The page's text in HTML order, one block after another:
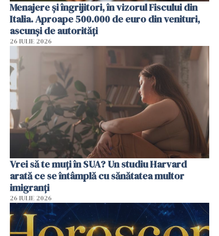
Menajere și îngrijitori, în vizorul Fiscului din
Italia. Aproape 500.000 de euro din venituri,
ascunși de autorități
26 IULIE 2026
Vrei să te muți în SUA? Un studiu Harvard
arată ce se întâmplă cu sănătatea multor
imigranți
26 IULIE 2026